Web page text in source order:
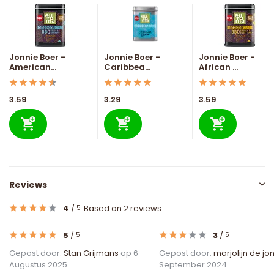
Jonnie Boer -
American...
3.59
Jonnie Boer -
Caribbea...
3.29
Jonnie Boer -
African ...
3.59
Reviews
4 / 5 Based on 2 reviews
5 / 5
Gepost door: Stan Grijmans op 6
Augustus 2025
3 / 5
Gepost door: marjolijn de
September 2024